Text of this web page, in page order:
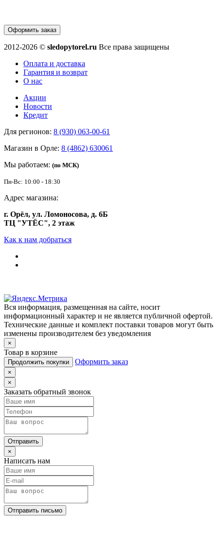
Оформить заказ
2012-2026 © sledopytorel.ru Все права защищены
Оплата и доставка
Гарантия и возврат
О нас
Акции
Новости
Кредит
Для регионов: 8 (930) 063-00-61
Магазин в Орле: 8 (4862) 630061
Мы работаем: (по МСК)
Пн-Вс: 10:00 - 18:30
Адрес магазина:
г. Орёл, ул. Ломоносова, д. 6Б
ТЦ "УТЁС", 2 этаж
Как к нам добраться
Вся информация, размещенная на сайте, носит
информационный характер и не является публичной офертой.
Технические данные и комплект поставки товаров могут быть
изменены производителем без уведомления
×
Товар в корзине
Продолжить покупки Оформить заказ
×
×
Заказать обратный звонок
Отправить
×
Написать нам
Отправить письмо